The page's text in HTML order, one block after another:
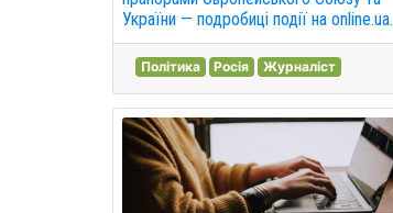
України — подробиці події на online.ua.
Політика Росія Журналіст